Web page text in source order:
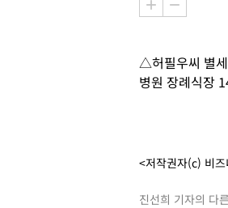
△허필우씨 별
병원 장례식장
<저작권자(c) 비
진선희 기자의 다